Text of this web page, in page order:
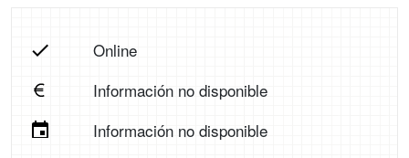
Online
Información no disponible
Información no disponible